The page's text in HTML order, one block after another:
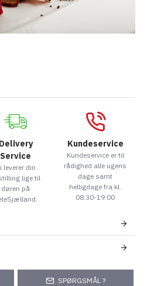
Delivery
Service
leverer din
lige til
døren på
Kundeservice
Kundeservice er til
rådighed alle ugens
dage samt
helligdage fra kl.
08:30-19:00
SPØRGSMÅL ?